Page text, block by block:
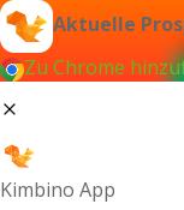
Aktuelle
Zu Chrome
Kimbino App